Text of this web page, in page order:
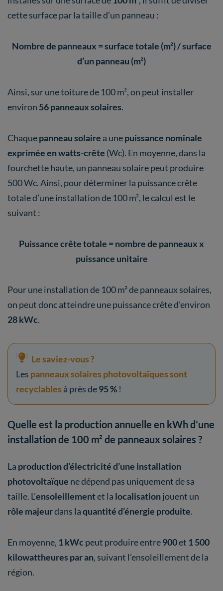
cette surface par la taille d’un panneau :
Nombre de panneaux = surface totale (m²) / surface
d’un panneau (m²)
Ainsi, sur une toiture de 100 m², on peut installer
environ 56 panneaux solaires.
Chaquepanneau solaire a unepuissance nominale
exprimée en watts-crête (Wc). En moyenne, dans la
fourchette haute, un panneau solaire peut produire
500 Wc. Ainsi, pour déterminer la puissance crête
totale d’une installation de 100 m², le calcul est le
suivant :
Puissance crête totale = nombre de panneaux x
puissance unitaire
Pour une installation de 100 m² de panneaux solaires,
on peut donc atteindre une puissance crête d’environ
28 kWc.
Le saviez-vous ?
Les panneaux solaires photovoltaïques sont
recyclables à près de95 % !
Quelle est la production annuelle en kWh d’une
installation de 100 m² de panneaux solaires ?
La production d’électricité d’une installation
photovoltaïque ne dépend pas uniquement de sa
taille. L’ensoleillementet la localisationjouent un
rôle majeurdans laquantité d’énergie produite.
En moyenne, 1 kWc peut produire entre900et 1 500
kilowattheures par an, suivant l’ensoleillement de la
région.